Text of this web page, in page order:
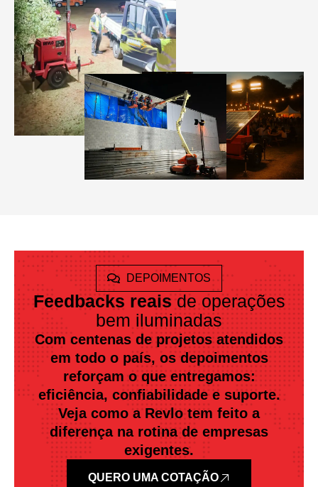
DEPOIMENTOS
Feedbacks reaisde operações
bem iluminadas
Com centenas de projetos atendidos
em todo o país, os depoimentos
reforçam o que entregamos:
eficiência, confiabilidade e suporte.
Veja como a Revlo tem feito a
diferença na rotina de empresas
exigentes.
QUERO UMA COTAÇÃO